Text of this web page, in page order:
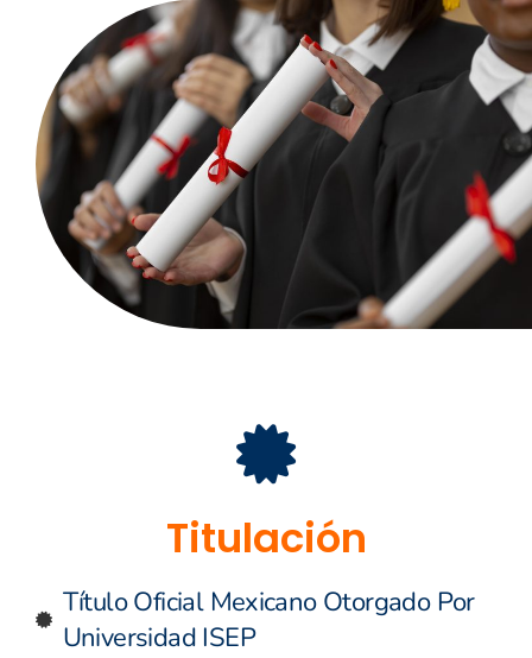
Titulación
Título Oficial Mexicano Otorgado Por
Universidad ISEP